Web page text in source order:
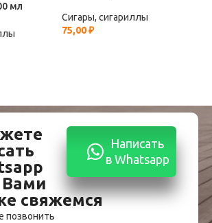
мл
Сигары, сигариллы
75,00₽
свяжемся
позвонить
Написать
в Whatsapp